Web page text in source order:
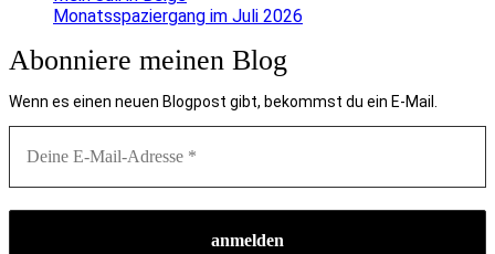
Monatsspaziergang im Juli 2026
Abonniere meinen Blog
Wenn es einen neuen Blogpost gibt, bekommst du ein E-Mail.